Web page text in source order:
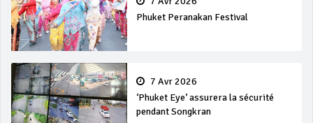
Phuket Peranakan Festival
7 Avr 2026
‘Phuket Eye’ assurera la sécurité
pendant Songkran